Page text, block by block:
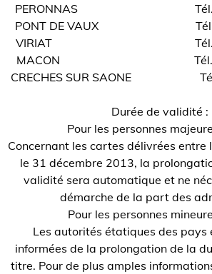
PERONNAS Tél. : 04
PONT DE VAUX Tél. :
VIRIAT Tél. : 04
MACON Tél. : 03
CRECHES SUR SAONE Tél.
Durée de validité :
Pour les personnes
Concernant les cartes délivrées
le 31 décembre 2013, la
validité sera automatique et ne
démarche de la part des
Pour les personnes
Les autorités étatiques des pays
informées de la prolongation de la
titre. Pour de plus amples